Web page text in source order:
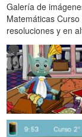
Galería de
Matemáticas
resoluciones y en